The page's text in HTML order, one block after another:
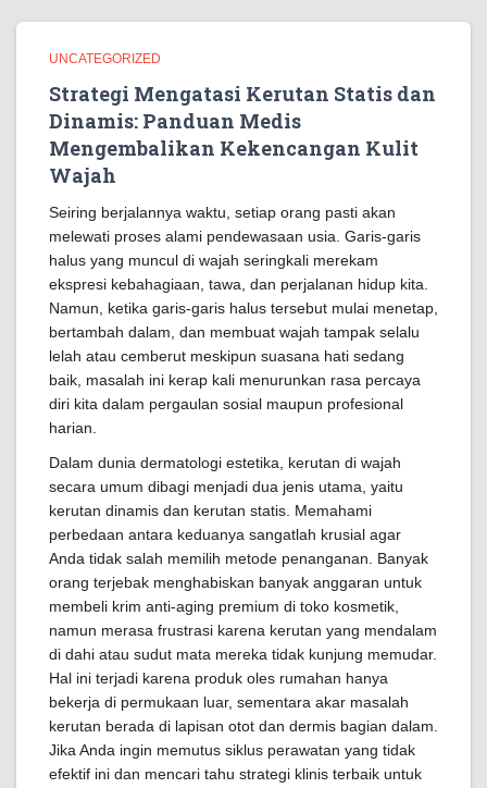
UNCATEGORIZED
Strategi Mengatasi Kerutan Statis dan
Dinamis: Panduan Medis
Mengembalikan Kekencangan Kulit
Wajah
Seiring berjalannya waktu, setiap orang pasti akan
melewati proses alami pendewasaan usia. Garis-garis
halus yang muncul di wajah seringkali merekam
ekspresi kebahagiaan, tawa, dan perjalanan hidup kita.
Namun, ketika garis-garis halus tersebut mulai menetap,
bertambah dalam, dan membuat wajah tampak selalu
lelah atau cemberut meskipun suasana hati sedang
baik, masalah ini kerap kali menurunkan rasa percaya
diri kita dalam pergaulan sosial maupun profesional
harian.
Dalam dunia dermatologi estetika, kerutan di wajah
secara umum dibagi menjadi dua jenis utama, yaitu
kerutan dinamis dan kerutan statis. Memahami
perbedaan antara keduanya sangatlah krusial agar
Anda tidak salah memilih metode penanganan. Banyak
orang terjebak menghabiskan banyak anggaran untuk
membeli krim anti-aging premium di toko kosmetik,
namun merasa frustrasi karena kerutan yang mendalam
di dahi atau sudut mata mereka tidak kunjung memudar.
Hal ini terjadi karena produk oles rumahan hanya
bekerja di permukaan luar, sementara akar masalah
kerutan berada di lapisan otot dan dermis bagian dalam.
Jika Anda ingin memutus siklus perawatan yang tidak
efektif ini dan mencari tahu strategi klinis terbaik untuk